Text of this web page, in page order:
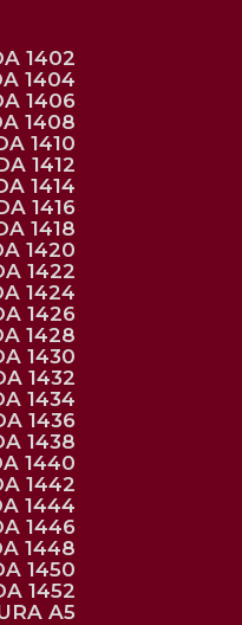
1402
1404
1406
1408
1410
1412
1414
1416
1418
1420
1422
1424
1426
1428
1430
1432
1434
1436
1438
1440
1442
1444
1446
1448
1450
1452
A5